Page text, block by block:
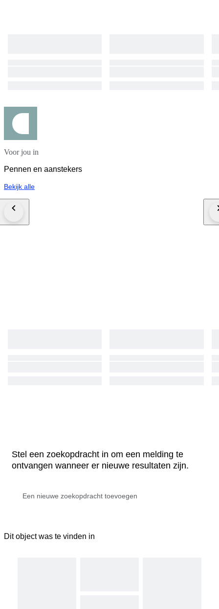
Voor jou in
Pennen en aanstekers
Bekijk alle
Stel een zoekopdracht in om een melding te
ontvangen wanneer er nieuwe resultaten zijn.
Dit object was te vinden in